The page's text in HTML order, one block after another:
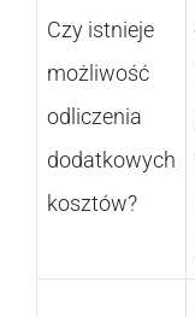
Czy istnieje
możliwość
odliczenia
dodatkowych
kosztów?